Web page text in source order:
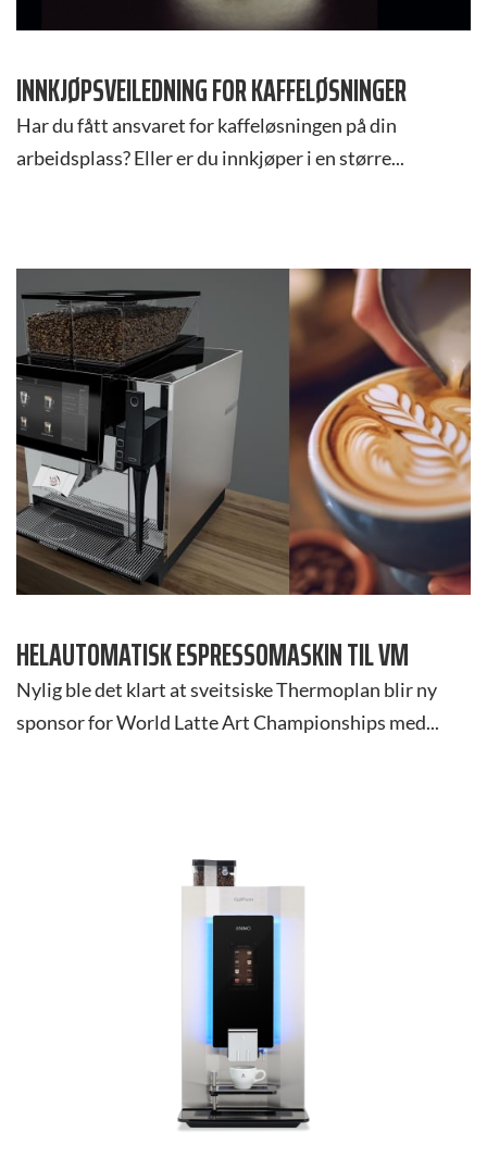
INNKJØPSVEILEDNING FOR KAFFELØSNINGER
Har du fått ansvaret for kaffeløsningen på din
arbeidsplass? Eller er du innkjøper i en større...
HELAUTOMATISK ESPRESSOMASKIN TIL VM
Nylig ble det klart at sveitsiske Thermoplan blir ny
sponsor for World Latte Art Championships med...